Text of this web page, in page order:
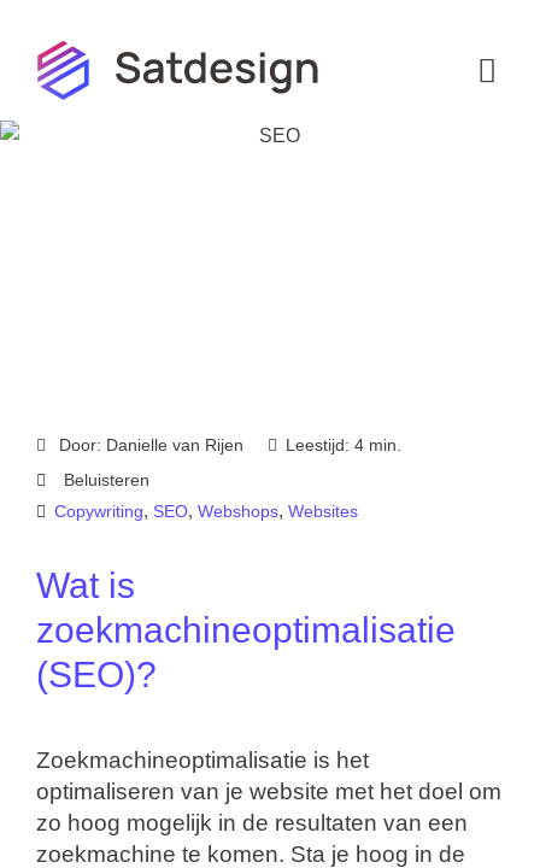
Door: Danielle van Rijen
Leestijd: 4 min.
Beluisteren
Copywriting, SEO, Webshops, Websites
Wat is
zoekmachineoptimalisatie
(SEO)?
Zoekmachineoptimalisatie is het
optimaliseren van je website met het doel om
zo hoog mogelijk in de resultaten van een
zoekmachine te komen. Sta je hoog in de